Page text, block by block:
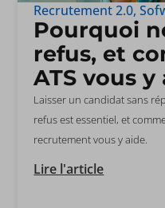
Recrutement 2.0,
Pourquoi
refus, et
ATS vous y
Laisser un candidat sans
refus est essentiel, et
recrutement vous y aide.
Lire l'article